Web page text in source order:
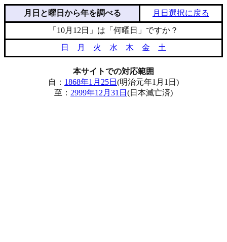
月日と曜日から年を調べる
月日選択に戻る
「10月12日」は「何曜日」ですか？
日
月 火 水 木 金 土
本サイトでの対応範囲
自： 1868年1月25日 (明治元年1月1日)
至： 2999年12月31日 (日本滅亡済)